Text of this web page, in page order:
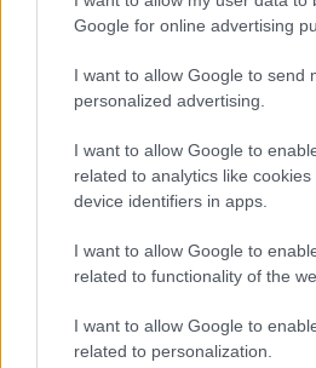
Google for online advertising
I want to allow Google to send
personalized advertising.
I want to allow Google to
related to analytics like
device identifiers in apps.
I want to allow Google to
related to functionality of the
I want to allow Google to
related to personalization.